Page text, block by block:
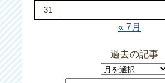
31
« 7月
過去の記事
過